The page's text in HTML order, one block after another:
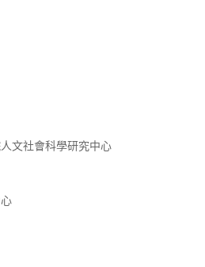
文社會科學研究中心